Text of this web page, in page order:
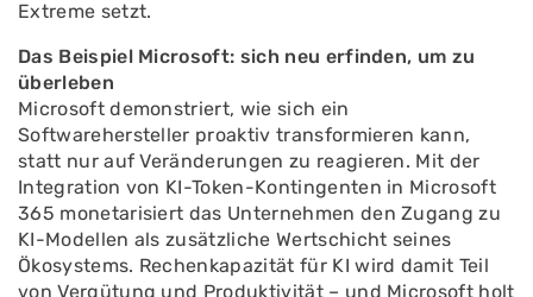
Extreme setzt.
Das Beispiel Microsoft: sich neu erfinden, um zu
überleben
Microsoft demonstriert, wie sich ein
Softwarehersteller proaktiv transformieren kann,
statt nur auf Veränderungen zu reagieren. Mit der
Integration von KI-Token-Kontingenten in Microsoft
365 monetarisiert das Unternehmen den Zugang zu
KI-Modellen als zusätzliche Wertschicht seines
Ökosystems. Rechenkapazität für KI wird damit Teil
von Vergütung und Produktivität – und Microsoft holt